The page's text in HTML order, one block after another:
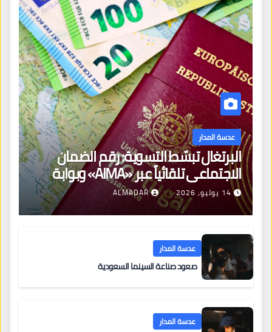
عدسة المدار
البرتغال تبسّط التسوية: رقم الضمان
الاجتماعي تلقائياً عبر «AIMA» وبوابة
جديدة لتجديد الإقامات
14 يوليو، 2026 ALMADAR
عدسة المدار
صعود صناعة السينما السعودية
عدسة المدار